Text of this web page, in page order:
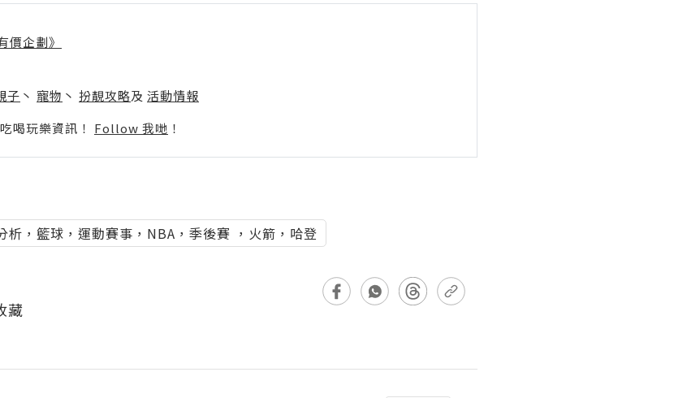
價企劃》
子 丶 寵物 丶 扮靚攻略及 活動情報
喝玩樂資訊！ Follow 我哋 ！
析，籃球，運動賽事，NBA，季後賽 ，火箭，哈登
藏